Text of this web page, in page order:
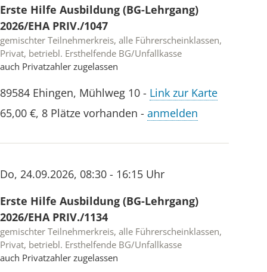
Erste Hilfe Ausbildung (BG-Lehrgang)
2026/EHA PRIV./1047
gemischter Teilnehmerkreis, alle Führerscheinklassen,
Privat, betriebl. Ersthelfende BG/Unfallkasse
auch Privatzahler zugelassen
89584 Ehingen, Mühlweg 10 - Link zur Karte
65,00 €, 8 Plätze vorhanden - anmelden
Do, 24.09.2026, 08:30 - 16:15 Uhr
Erste Hilfe Ausbildung (BG-Lehrgang)
2026/EHA PRIV./1134
gemischter Teilnehmerkreis, alle Führerscheinklassen,
Privat, betriebl. Ersthelfende BG/Unfallkasse
auch Privatzahler zugelassen